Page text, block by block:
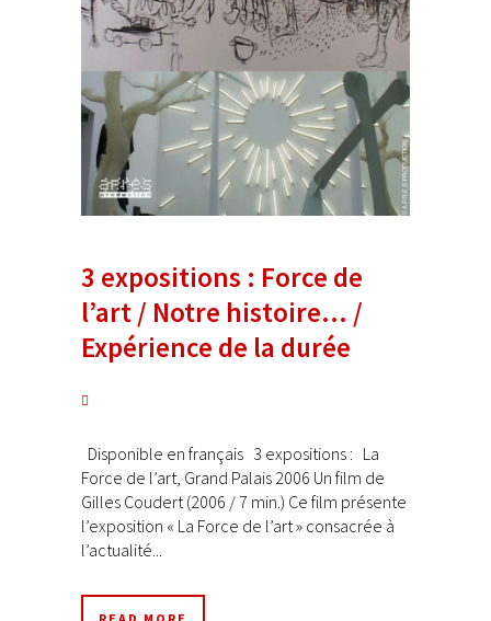
3 expositions : Force de
l’art / Notre histoire… /
Expérience de la durée
Disponible en français 3 expositions : La
Force de l’art, Grand Palais 2006 Un film de
Gilles Coudert (2006 / 7 min.) Ce film présente
l’exposition « La Force de l’art » consacrée à
l’actualité...